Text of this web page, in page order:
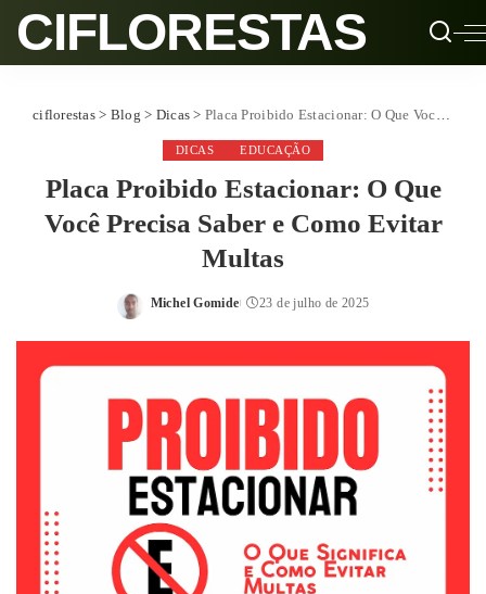
CIFLORESTAS
ciflorestas> Blog > Dicas > Placa Proibido Estacionar: O Que Você Precisa Saber e Como Evitar Multas
DICAS EDUCAÇÃO
Placa Proibido Estacionar: O Que
Você Precisa Saber e Como Evitar
Multas
Posted
Michel Gomide 23 de julho de 2025